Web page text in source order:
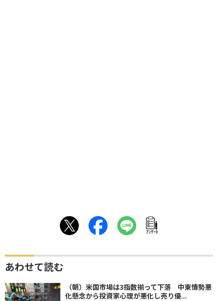
ｱﾝｹｰﾄ
あわせて読む
（朝）米国市場は3指数揃って下落 中東情勢悪
化懸念から投資家心理が悪化し売り優...